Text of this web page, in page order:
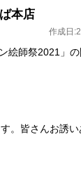
本店
作成日
絵師祭2021」
。皆さんお誘